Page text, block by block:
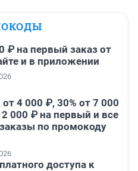
₽ на первый заказ от
и в приложении
4 000 ₽, 30% от 7 000
000 ₽ на первый и все
по промокоду
доступа к